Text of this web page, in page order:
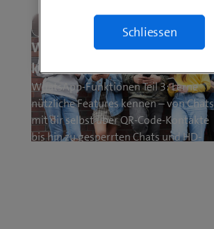
sicher
Artikelserie
WhatsApp-Funktionen, die du
kennen solltest – Teil 3
WhatsApp-Funktionen Teil 3: Lerne
nützliche Features kennen – von Chats
mit dir selbst über QR-Code-Kontakte
bis hin zu gesperrten Chats und HD-
Schliessen